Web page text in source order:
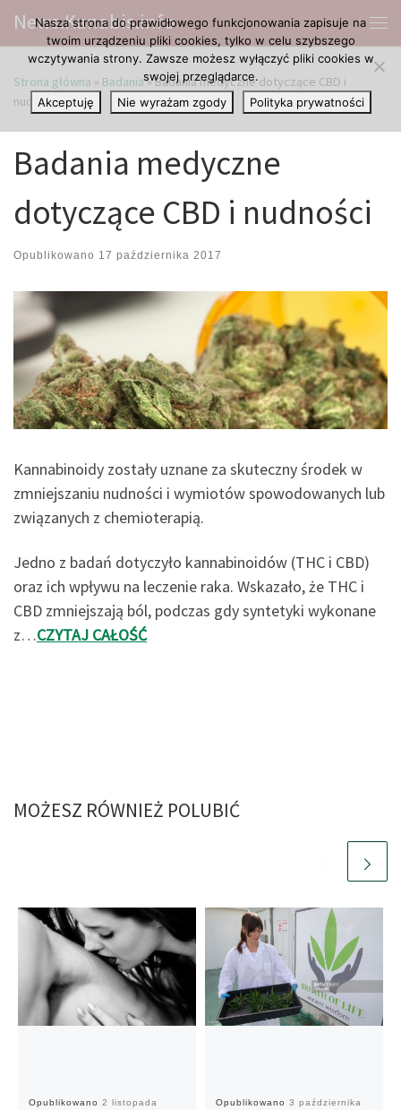
Przejdź do treści
News.Kanabis.info
Strona główna » Badania»Badania medyczne dotyczące CBD i
nudności
Badania medyczne
dotyczące CBD i nudności
Opublikowano 17 października 2017
Kannabinoidy zostały uznane za skuteczny środek w
zmniejszaniu nudności i wymiotów spowodowanych lub
związanych z chemioterapią.
Jedno z badań dotyczyło kannabinoidów (THC i CBD)
oraz ich wpływu na leczenie raka. Wskazało, że THC i
CBD zmniejszają ból, podczas gdy syntetyki wykonane
z…CZYTAJ CAŁOŚĆ
MOŻESZ RÓWNIEŻ POLUBIĆ
Opublikowano 2 listopada
Opublikowano 3 października
Nasza strona do prawidłowego funkcjonowania zapisuje na
twoim urządzeniu pliki cookies, tylko w celu szybszego
wczytywania strony. Zawsze możesz wyłączyć pliki cookies w
swojej przeglądarce.
Akceptuję
Nie wyrażam zgody Polityka prywatności